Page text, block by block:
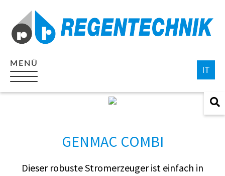
für:
IT
MENÜ
GENMAC COMBI
Dieser robuste Stromerzeuger ist einfach in